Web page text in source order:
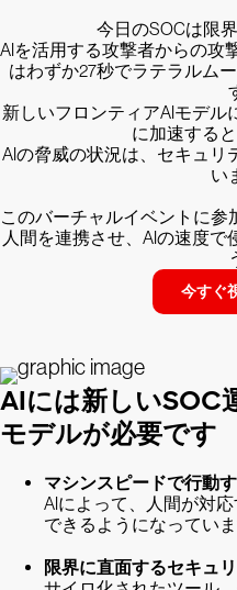
今日のSOCは限
AIを活用する攻撃者からの攻
はわずか27秒でラテラルム
新しいフロンティアAIモデル
に加速する
AIの脅威の状況は、セキュリ
い
このバーチャルイベントに参
人間を連携させ、AIの速度で
今すぐ
AIには新しいSOC
モデルが必要です
マシンスピードで行動
AIによって、人間が対
できるようになっていま
限界に直面するセキュ